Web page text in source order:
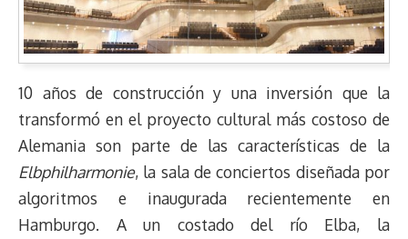
10 años de construcción y una inversión que la
transformó en el proyecto cultural más costoso de
Alemania son parte de las características de la
Elbphilharmonie, la sala de conciertos diseñada por
algoritmos e inaugurada recientemente en
Hamburgo. A un costado del río Elba, la